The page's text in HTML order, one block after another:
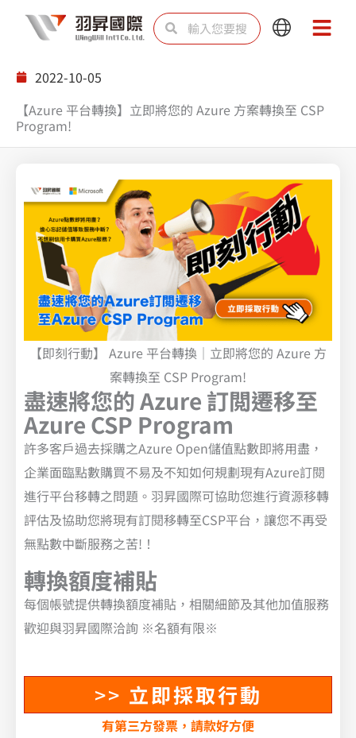
搜
尋 尋
Main
Main
2022-10-05
【Azure 平台轉換】立即將您的 Azure 方案轉換至 CSP
Program!
【即刻行動】 Azure 平台轉換｜立即將您的 Azure 方
案轉換至 CSP Program!
盡速將您的 Azure 訂閲遷移至
Azure CSP Program
許多客戶過去採購之Azure Open儲值點數即將用盡，
企業面臨點數購買不易及不知如何規劃現有Azure訂閱
進行平台移轉之問題。羽昇國際可協助您進行資源移轉
評估及協助您將現有訂閱移轉至CSP平台，讓您不再受
無點數中斷服務之苦!！
轉換額度補貼
每個帳號提供轉換額度補貼，相關細節及其他加值服務
歡迎與羽昇國際洽詢 ※名額有限※
>> 立即採取行動
有第三方發票，請款好方便